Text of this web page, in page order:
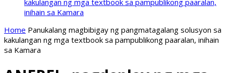
kakulangan ng mga textbook sa pampublikong paaralan,
inihain sa Kamara
Home Panukalang magbibigay ng pangmatagalang solusyon sa
kakulangan ng mga textbook sa pampublikong paaralan, inihain
sa Kamara